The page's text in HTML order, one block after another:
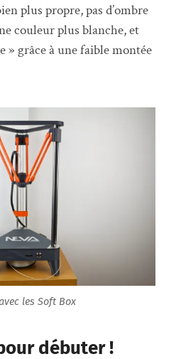
plus propre, pas d’ombre
couleur plus blanche, et
» grâce à une faible montée
les Soft Box
débuter !